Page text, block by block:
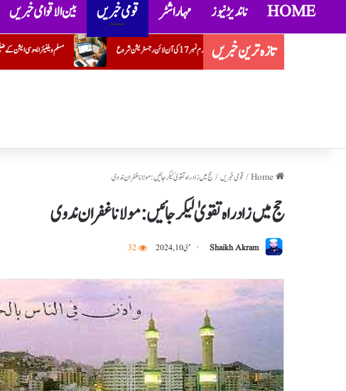
HOME ناندیڑ نیوز مہاراشٹر قومی خبریں بین الاقوامی خبریں
تازہ ترین خبریں مسلم ویلفیئر ایسوسی ایشن کے ضلع یوتھ صدر کے عہدے پر ضرار احمد قریشی کی تقرری
/قومی خبریں/حج میں زادراہ تقویٰ لیکر جائیں:مولاناغفران ندوی
حج میں زادراہ تقویٰ لیکر جائیں:مولاناغفران ندوی
Shaikh Akram مئی 10, 2024 32